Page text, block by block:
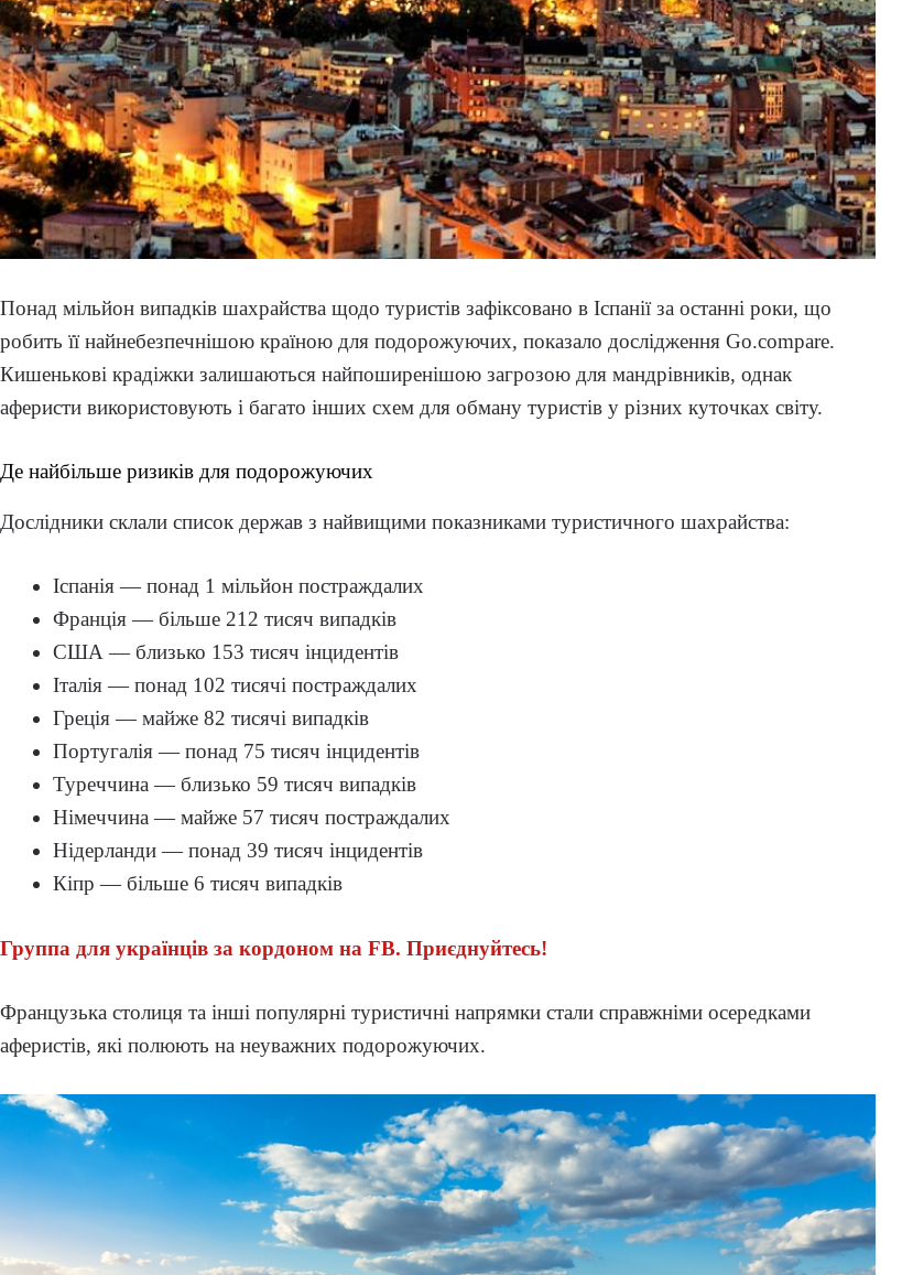
Понад мільйон випадків шахрайства щодо туристів зафіксовано в Іспанії за останні роки, що
робить її найнебезпечнішою країною для подорожуючих, показало дослідження Go.compare.
Кишенькові крадіжки залишаються найпоширенішою загрозою для мандрівників, однак
аферисти використовують і багато інших схем для обману туристів у різних куточках світу.
Де найбільше ризиків для подорожуючих
Дослідники склали список держав з найвищими показниками туристичного шахрайства:
Іспанія — понад 1 мільйон постраждалих
Франція — більше 212 тисяч випадків
США — близько 153 тисяч інцидентів
Італія — понад 102 тисячі постраждалих
Греція — майже 82 тисячі випадків
Португалія — понад 75 тисяч інцидентів
Туреччина — близько 59 тисяч випадків
Німеччина — майже 57 тисяч постраждалих
Нідерланди — понад 39 тисяч інцидентів
Кіпр — більше 6 тисяч випадків
Группа для українців за кордоном на FB. Приєднуйтесь!
Французька столиця та інші популярні туристичні напрямки стали справжніми осередками
аферистів, які полюють на неуважних подорожуючих.